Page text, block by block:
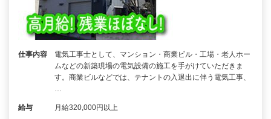
仕事内容
電気工事士として、マンション・商業ビル・工場・老人ホー
ムなどの新築現場の電気設備の施工を手がけていただきま
す。商業ビルなどでは、テナントの入退出に伴う電気工事、
…
給与 月給320,000円以上